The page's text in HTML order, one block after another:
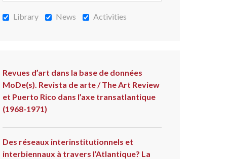
Library News Activities
Revues d’art dans la base de données
MoDe(s). Revista de arte / The Art Review
et Puerto Rico dans l’axe transatlantique
(1968-1971)
Des réseaux interinstitutionnels et
interbiennaux à travers l’Atlantique? La